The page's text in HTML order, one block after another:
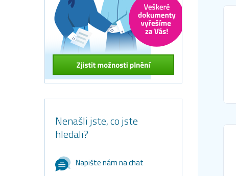
Nenašli jste, co jste
hledali?
Napište nám na chat